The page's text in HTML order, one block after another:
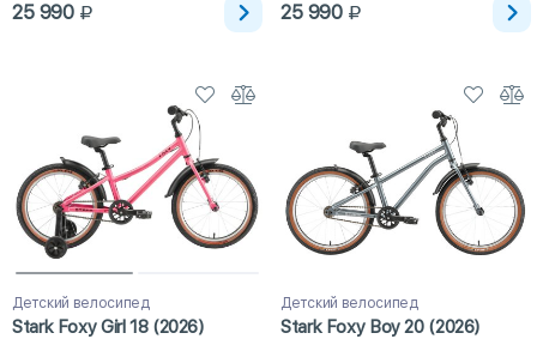
25 990 25 990
Детский велосипед
Stark Foxy Girl 18 (2026)
Детский велосипед
Stark Foxy Boy 20 (2026)